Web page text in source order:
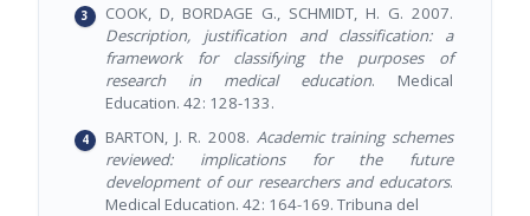
COOK, D, BORDAGE G., SCHMIDT, H. G. 2007.
Description, justification and classification: a
framework for classifying the purposes of
research in medical education. Medical
Education. 42: 128-133.
BARTON, J. R. 2008. Academic training schemes
reviewed: implications for the future
development of our researchers and educators.
Medical Education. 42: 164-169. Tribuna del